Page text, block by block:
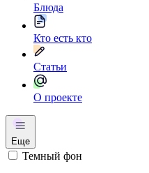
Блюда
Кто есть кто
Статьи
О проекте
Еще
Темный фон